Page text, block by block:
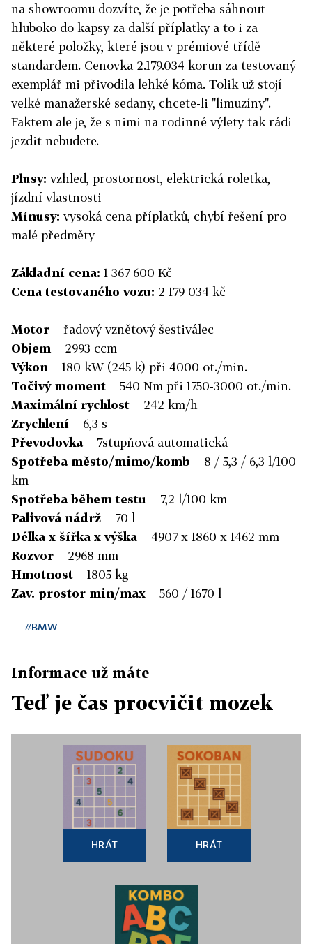
na showroomu dozvíte, že je potřeba sáhnout
hluboko do kapsy za další příplatky a to i za
některé položky, které jsou v prémiové třídě
standardem. Cenovka 2.179.034 korun za testovaný
exemplář mi přivodila lehké kóma. Tolik už stojí
velké manažerské sedany, chcete-li "limuzíny".
Faktem ale je, že s nimi na rodinné výlety tak rádi
jezdit nebudete.
Plusy: vzhled, prostornost, elektrická roletka,
jízdní vlastnosti
Mínusy: vysoká cena příplatků, chybí řešení pro
malé předměty
Základní cena: 1 367 600 Kč
Cena testovaného vozu: 2 179 034 kč
Motor
řadový vznětový šestiválec
Objem
2993 ccm
Výkon 180 kW (245 k) při 4000 ot./min.
Točivý moment
540 Nm při 1750-3000 ot./min.
Maximální rychlost
242 km/h
Zrychlení
6,3 s
Převodovka
7stupňová automatická
Spotřeba město/mimo/komb 8 / 5,3 / 6,3 l/100
km
Spotřeba během testu
7,2 l/100 km
Palivová nádrž
70 l
Délka x šířka x výška
4907 x 1860 x 1462 mm
Rozvor 2968 mm
Hmotnost
1805 kg
Zav. prostor min/max
560 / 1670 l
#BMW
Informace už máte
Teď je čas procvičit mozek
HRÁT HRÁT